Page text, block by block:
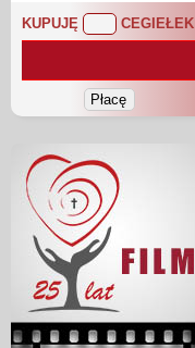
KUPUJĘ CEGIEŁEK